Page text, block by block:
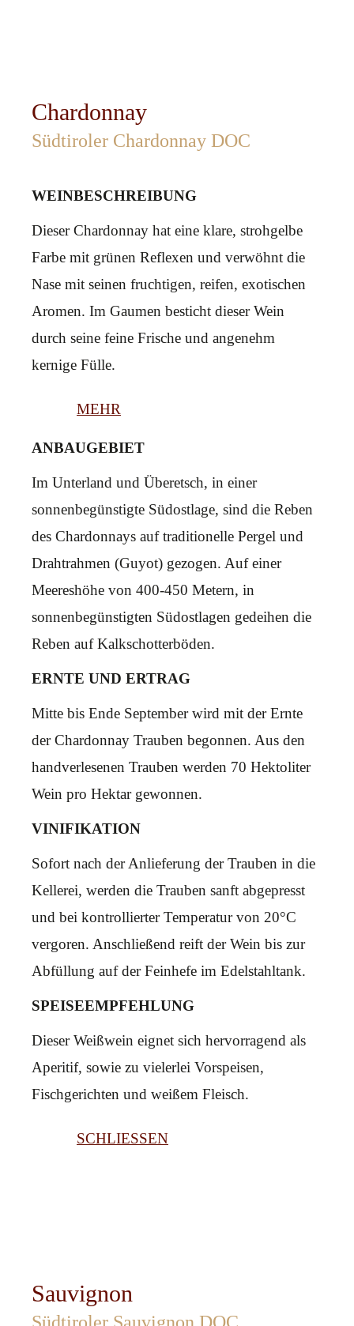
Chardonnay
Südtiroler Chardonnay DOC
WEINBESCHREIBUNG
Dieser Chardonnay hat eine klare, strohgelbe
Farbe mit grünen Reflexen und verwöhnt die
Nase mit seinen fruchtigen, reifen, exotischen
Aromen. Im Gaumen besticht dieser Wein
durch seine feine Frische und angenehm
kernige Fülle.
MEHR
ANBAUGEBIET
Im Unterland und Überetsch, in einer
sonnenbegünstigte Südostlage, sind die Reben
des Chardonnays auf traditionelle Pergel und
Drahtrahmen (Guyot) gezogen. Auf einer
Meereshöhe von 400-450 Metern, in
sonnenbegünstigten Südostlagen gedeihen die
Reben auf Kalkschotterböden.
ERNTE UND ERTRAG
Mitte bis Ende September wird mit der Ernte
der Chardonnay Trauben begonnen. Aus den
handverlesenen Trauben werden 70 Hektoliter
Wein pro Hektar gewonnen.
VINIFIKATION
Sofort nach der Anlieferung der Trauben in die
Kellerei, werden die Trauben sanft abgepresst
und bei kontrollierter Temperatur von 20°C
vergoren. Anschließend reift der Wein bis zur
Abfüllung auf der Feinhefe im Edelstahltank.
SPEISEEMPFEHLUNG
Dieser Weißwein eignet sich hervorragend als
Aperitif, sowie zu vielerlei Vorspeisen,
Fischgerichten und weißem Fleisch.
SCHLIESSEN
Sauvignon